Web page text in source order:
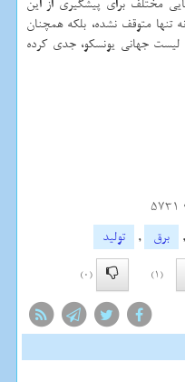
مختلف برای پیشگیری از این
متوقف نشده، بلكه همچنان
لیست جهانی یونسكو، جدی كرده
5731
, برق ,
تولید
(1)
(0)